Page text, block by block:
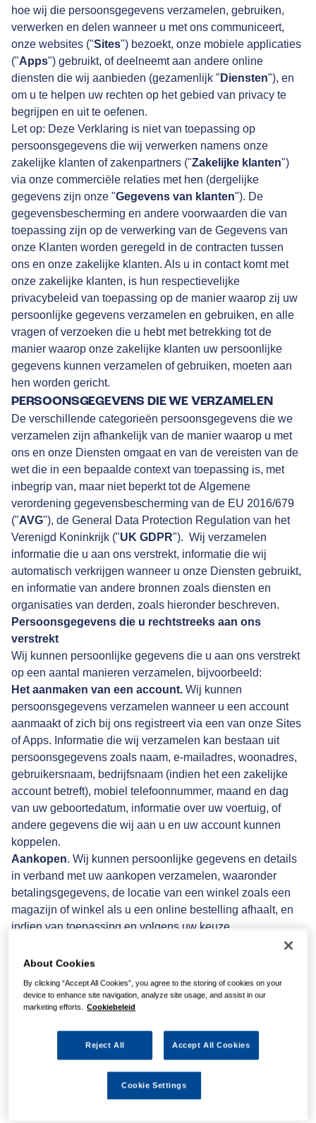
hoe wij die persoonsgegevens verzamelen, gebruiken,
verwerken en delen wanneer u met ons communiceert,
onze websites ("Sites") bezoekt, onze mobiele applicaties
("Apps") gebruikt, of deelneemt aan andere online
diensten die wij aanbieden (gezamenlijk " Diensten"), en
om u te helpen uw rechten op het gebied van privacy te
begrijpen en uit te oefenen.
Let op: Deze Verklaring is niet van toepassing op
persoonsgegevens die wij verwerken namens onze
zakelijke klanten of zakenpartners ("Zakelijke klanten")
via onze commerciële relaties met hen (dergelijke
gegevens zijn onze "Gegevens van klanten"). De
gegevensbescherming en andere voorwaarden die van
toepassing zijn op de verwerking van de Gegevens van
onze Klanten worden geregeld in de contracten tussen
ons en onze zakelijke klanten. Als u in contact komt met
onze zakelijke klanten, is hun respectievelijke
privacybeleid van toepassing op de manier waarop zij uw
persoonlijke gegevens verzamelen en gebruiken, en alle
vragen of verzoeken die u hebt met betrekking tot de
manier waarop onze zakelijke klanten uw persoonlijke
gegevens kunnen verzamelen of gebruiken, moeten aan
hen worden gericht.
PERSOONSGEGEVENS DIE WE VERZAMELEN
De verschillende categorieën persoonsgegevens die we
verzamelen zijn afhankelijk van de manier waarop u met
ons en onze Diensten omgaat en van de vereisten van de
wet die in een bepaalde context van toepassing is, met
inbegrip van, maar niet beperkt tot de Algemene
verordening gegevensbescherming van de EU 2016/679
("AVG"), de General Data Protection Regulation van het
Verenigd Koninkrijk ("UK GDPR"). Wij verzamelen
informatie die u aan ons verstrekt, informatie die wij
automatisch verkrijgen wanneer u onze Diensten gebruikt,
en informatie van andere bronnen zoals diensten en
organisaties van derden, zoals hieronder beschreven.
Persoonsgegevens die u rechtstreeks aan ons
verstrekt
Wij kunnen persoonlijke gegevens die u aan ons verstrekt
op een aantal manieren verzamelen, bijvoorbeeld:
Het aanmaken van een account. Wij kunnen
persoonsgegevens verzamelen wanneer u een account
aanmaakt of zich bij ons registreert via een van onze Sites
of Apps. Informatie die wij verzamelen kan bestaan uit
persoonsgegevens zoals naam, e-mailadres, woonadres,
gebruikersnaam, bedrijfsnaam (indien het een zakelijke
account betreft), mobiel telefoonnummer, maand en dag
van uw geboortedatum, informatie over uw voertuig, of
andere gegevens die wij aan u en uw account kunnen
koppelen.
Aankopen. Wij kunnen persoonlijke gegevens en details
in verband met uw aankopen verzamelen, waaronder
betalingsgegevens, de locatie van een winkel zoals een
magazijn of winkel als u een online bestelling afhaalt, en
indien van toepassing en volgens uw keuze,
aanmerking brengen voor kortingen of andere privileges.
Alle betalingen die via onze Diensten plaatsvinden
worden verwerkt door derden die de betalingen
verwerken. Wij verzamelen of bewaren niet direct
betaalgegevens die via onze Diensten zijn ingevoerd,
maar kunnen bepaalde rekeninggegevens bewaren als u
transacties doet via direct banking. Ongeacht de manier
uw aankoop (bijvoorbeeld of u een aankoop hebt gedaan,
About Cookies
By clicking “Accept All Cookies”, you agree to the storing of cookies on your
device to enhance site navigation, analyze site usage, and assist in our
marketing efforts. Cookiebeleid
Reject All Accept All Cookies
Cookie Settings